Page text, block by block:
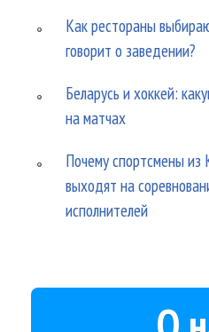
Как рестораны
говорит о заведении?
Беларусь и хоккей:
на матчах
Почему спортсмены из
выходят на
исполнителей